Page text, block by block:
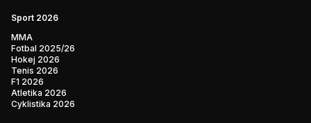
Sport 2026
MMA
Fotbal 2025/26
Hokej 2026
Tenis 2026
F1 2026
Atletika 2026
Cyklistika 2026